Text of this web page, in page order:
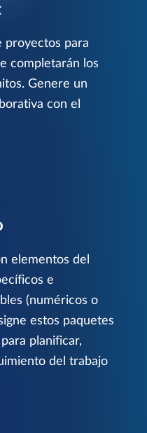
proyectos para
completarán los
Genere un
con el
elementos del
e
(numéricos o
estos paquetes
planificar,
del trabajo